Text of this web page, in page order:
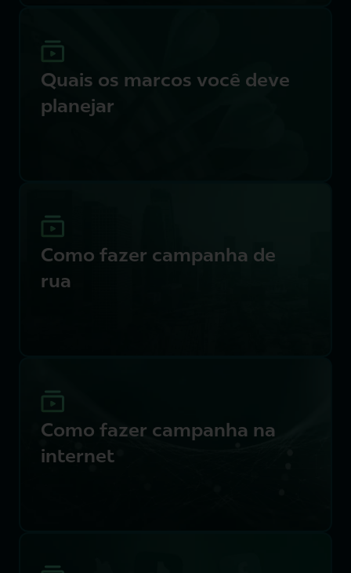
Quais os marcos você deve
planejar
Como fazer campanha de
rua
Como fazer campanha na
internet